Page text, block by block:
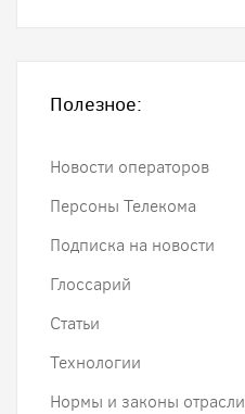
Полезное:
Новости операторов
Персоны Телекома
Подписка на новости
Глоссарий
Статьи
Технологии
Нормы и законы отрасли